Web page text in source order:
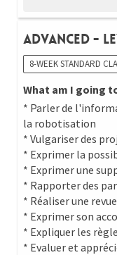
Advanced -
8-WEEK STANDARD
What am I going
* Parler de
la robotisation
* Vulgariser des
* Exprimer la
* Exprimer une
* Rapporter des
* Réaliser une
* Exprimer son
* Expliquer les
* Evaluer et